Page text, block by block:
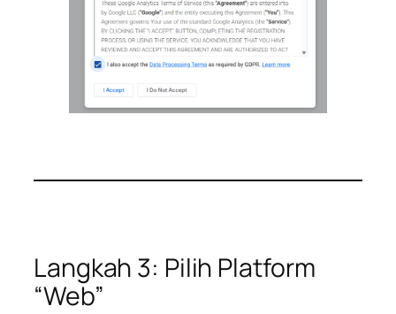
Langkah 3: Pilih Platform
“Web”